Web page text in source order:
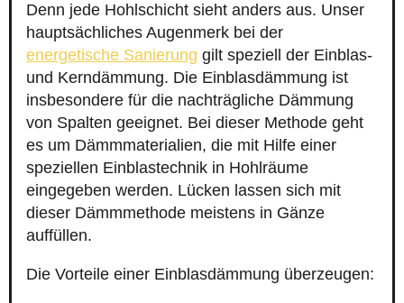
Denn jede Hohlschicht sieht anders aus. Unser
hauptsächliches Augenmerk bei der
energetische Sanierung gilt speziell der Einblas-
und Kerndämmung. Die Einblasdämmung ist
insbesondere für die nachträgliche Dämmung
von Spalten geeignet. Bei dieser Methode geht
es um Dämmmaterialien, die mit Hilfe einer
speziellen Einblastechnik in Hohlräume
eingegeben werden. Lücken lassen sich mit
dieser Dämmmethode meistens in Gänze
auffüllen.
Die Vorteile einer Einblasdämmung überzeugen: